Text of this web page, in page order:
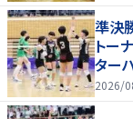
準決
トー
ター
2026/